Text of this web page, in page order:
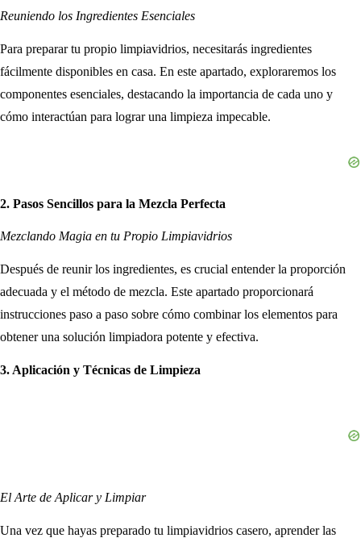
Reuniendo los Ingredientes Esenciales
Para preparar tu propio limpiavidrios, necesitarás ingredientes
fácilmente disponibles en casa. En este apartado, exploraremos los
componentes esenciales, destacando la importancia de cada uno y
cómo interactúan para lograr una limpieza impecable.
2. Pasos Sencillos para la Mezcla Perfecta
Mezclando Magia en tu Propio Limpiavidrios
Después de reunir los ingredientes, es crucial entender la proporción
adecuada y el método de mezcla. Este apartado proporcionará
instrucciones paso a paso sobre cómo combinar los elementos para
obtener una solución limpiadora potente y efectiva.
3. Aplicación y Técnicas de Limpieza
El Arte de Aplicar y Limpiar
Una vez que hayas preparado tu limpiavidrios casero, aprender las